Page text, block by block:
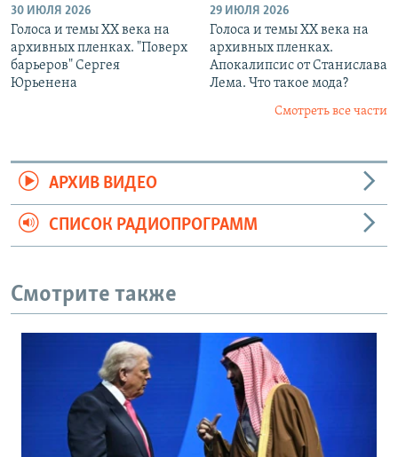
30 ИЮЛЯ 2026
Голоса и темы XX века на
архивных пленках. "Поверх
барьеров" Сергея
Юрьенена
29 ИЮЛЯ 2026
Голоса и темы XX века на
архивных пленках.
Апокалипсис от Станислава
Лема. Что такое мода?
Смотреть все части
АРХИВ ВИДЕО
СПИСОК РАДИОПРОГРАММ
Смотрите также